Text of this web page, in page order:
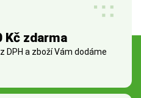
Kč zdarma
DPH a zboží Vám dodáme